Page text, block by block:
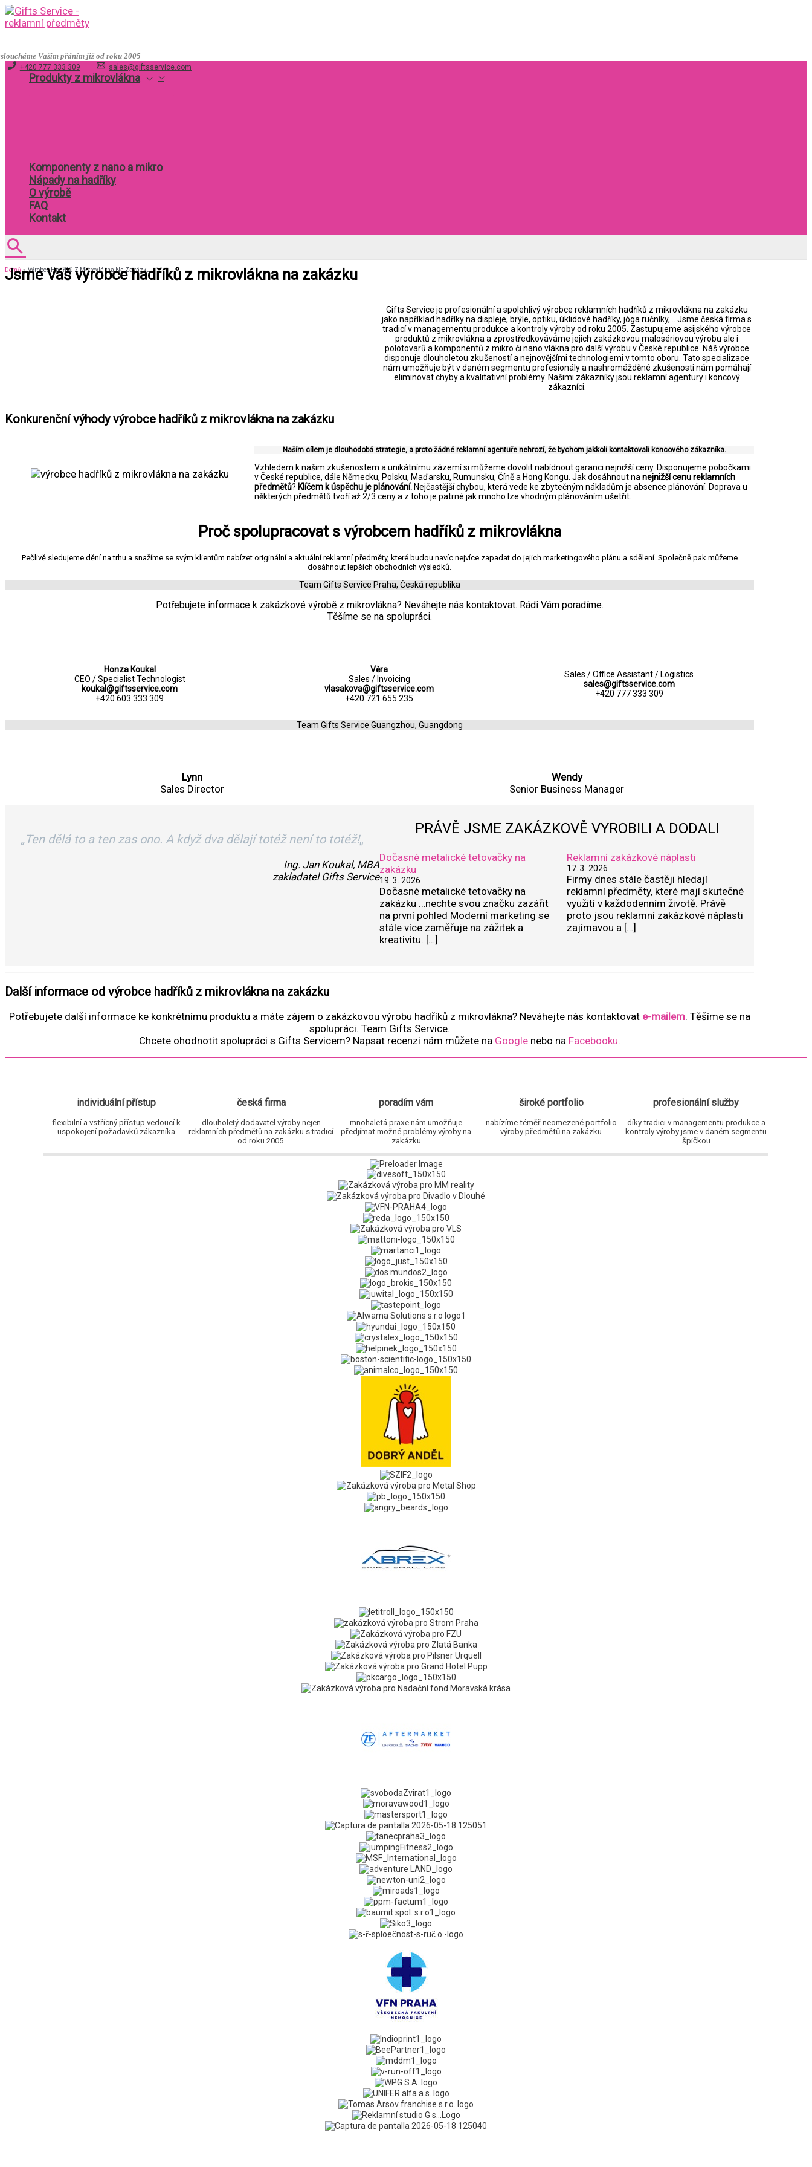
Přeskočit
na
Vašim přáním již od roku 2005
+420 777 333 309 sales@giftsservice.com
Produkty z mikrovlákna
Komponenty z nano a mikro
Nápady na hadříky
O výrobě
FAQ
Kontakt
Hledat
Domů Výrobce Hadříků Z Mikrovlákna Na Zakázku
Jsme Váš výrobce hadříků z mikrovlákna na zakázku
Gifts Service je profesionální a spolehlivý výrobce reklamních hadříků z mikrovlákna na zakázku
jako například hadříky na displeje, brýle, optiku, úklidové hadříky, jóga ručníky,… Jsme česká firma s
tradicí v managementu produkce a kontroly výroby od roku 2005. Zastupujeme asijského výrobce
produktů z mikrovlákna a zprostředkováváme jejich zakázkovou malosériovou výrobu ale i
polotovarů a komponentů z mikro či nano vlákna pro další výrobu v České republice. Náš výrobce
disponuje dlouholetou zkušeností a nejnovějšími technologiemi v tomto oboru. Tato specializace
nám umožňuje být v daném segmentu profesionály a nashromážděné zkušenosti nám pomáhají
eliminovat chyby a kvalitativní problémy. Našimi zákazníky jsou reklamní agentury i koncový
zákazníci.
Konkurenční výhody výrobce hadříků z mikrovlákna na zakázku
Naším cílem je dlouhodobá strategie, a proto žádné reklamní agentuře nehrozí, že bychom jakkoli kontaktovali koncového zákazníka.
Vzhledem k našim zkušenostem a unikátnímu zázemí si můžeme dovolit nabídnout garanci nejnižší ceny. Disponujeme pobočkami
v České republice, dále Německu, Polsku, Maďarsku, Rumunsku, Číně a Hong Kongu. Jak dosáhnout nanejnižší cenu reklamních
předmětů? Klíčem k úspěchu je plánování. Nejčastější chybou, která vede ke zbytečným nákladům je absence plánování. Doprava u
některých předmětů tvoří až 2/3 ceny a z toho je patrné jak mnoho lze vhodným plánováním ušetřit.
Proč spolupracovat s výrobcem hadříků z mikrovlákna
Pečlivě sledujeme dění na trhu a snažíme se svým klientům nabízet originální a aktuální reklamní předměty, které budou navíc nejvíce zapadat do jejich marketingového plánu a sdělení. Společně pak můžeme
dosáhnout lepších obchodních výsledků.
Team Gifts Service Praha, Česká republika
Potřebujete informace k zakázkové výrobě z mikrovlákna? Neváhejte nás kontaktovat. Rádi Vám poradíme.
Těšíme se na spolupráci.
Honza Koukal
CEO / Specialist Technologist
koukal@giftsservice.com
+420 603 333 309
Věra
Sales / Invoicing
vlasakova@giftsservice.com
+420 721 655 235
Sales / Office Assistant / Logistics
sales@giftsservice.com
+420 777 333 309
Team Gifts Service Guangzhou, Guangdong
Lynn
Sales Director
Wendy
Senior Business Manager
„Ten dělá to a ten zas ono. A když dva dělají totéž není to totéž!„
Ing. Jan Koukal, MBA
zakladatel Gifts Service
PRÁVĚ JSME ZAKÁZKOVĚ VYROBILI A DODALI
Dočasné metalické tetovačky na
zakázku
19. 3. 2026
Dočasné metalické tetovačky na
zakázku …nechte svou značku zazářit
na první pohled Moderní marketing se
stále více zaměřuje na zážitek a
kreativitu. […]
Reklamní zakázkové náplasti
17. 3. 2026
Firmy dnes stále častěji hledají
reklamní předměty, které mají skutečné
využití v každodenním životě. Právě
proto jsou reklamní zakázkové náplasti
zajímavou a […]
Další informace od výrobce hadříků z mikrovlákna na zakázku
Potřebujete další informace ke konkrétnímu produktu a máte zájem o zakázkovou výrobu hadříků z mikrovlákna? Neváhejte nás kontaktovat e-mailem. Těšíme se na
spolupráci. Team Gifts Service.
Chcete ohodnotit spolupráci s Gifts Servicem? Napsat recenzi nám můžete na Googlenebo na Facebooku.
individuální přístup
flexibilní a vstřícný přístup vedoucí k
uspokojení požadavků zákazníka
česká firma
dlouholetý dodavatel výroby nejen
reklamních předmětů na zakázku s tradicí
od roku 2005.
poradím vám
mnohaletá praxe nám umožňuje
předjímat možné problémy výroby na
zakázku
široké portfolio
nabízíme téměř neomezené portfolio
výroby předmětů na zakázku
profesionální služby
díky tradici v managementu produkce a
kontroly výroby jsme v daném segmentu
špičkou